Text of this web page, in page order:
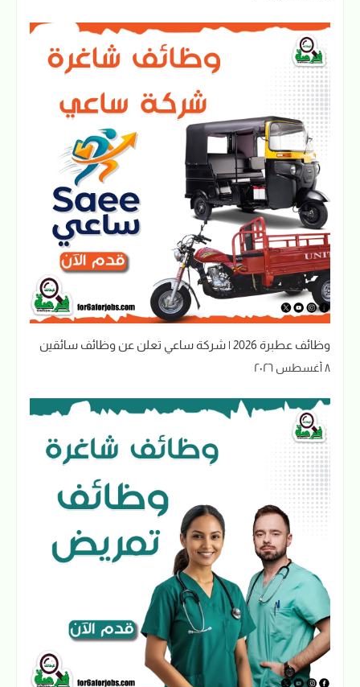
وظائف عطبرة 2026 | شركة ساعي تعلن عن وظائف سائقين
٨ أغسطس ٢٠٢٦